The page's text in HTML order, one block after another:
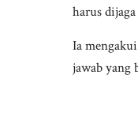
harus
Ia
jawab yang